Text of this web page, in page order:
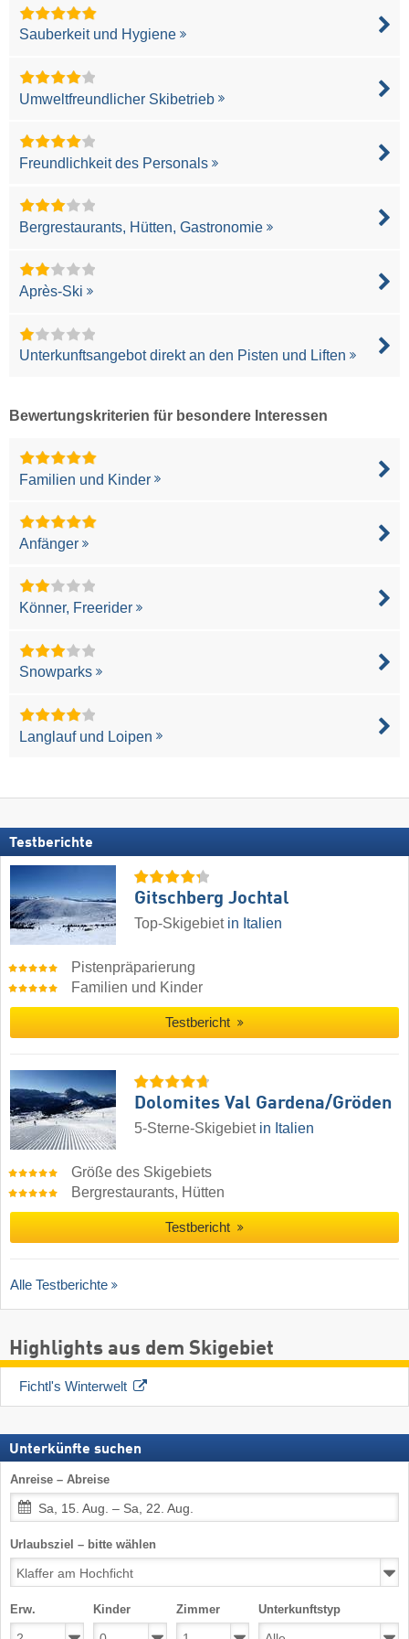
Sauberkeit und Hygiene
Umweltfreundlicher Skibetrieb
Freundlichkeit des Personals
Bergrestaurants, Hütten, Gastronomie
Après-Ski
Unterkunftsangebot direkt an den Pisten und Liften
Bewertungskriterien für besondere Interessen
Familien und Kinder
Anfänger
Könner, Freerider
Snowparks
Langlauf und Loipen
Testberichte
Gitschberg Jochtal
Top-Skigebiet in Italien
Pistenpräparierung
Familien und Kinder
Testbericht
Dolomites Val Gardena/​Gröden
5-Sterne-Skigebiet in Italien
Größe des Skigebiets
Bergrestaurants, Hütten
Testbericht
Alle Testberichte
Highlights aus dem Skigebiet
Fichtl's Winterwelt
Unterkünfte suchen
Anreise – Abreise
Sa, 15. Aug. – Sa, 22. Aug.
Urlaubsziel – bitte wählen
Erw. Kinder Zimmer Unterkunftstyp